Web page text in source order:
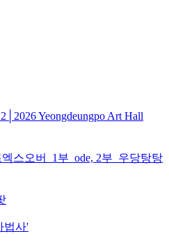
Yeongdeungpo Art Hall
스오버_1부_ode, 2부_우당탕탕
법사'